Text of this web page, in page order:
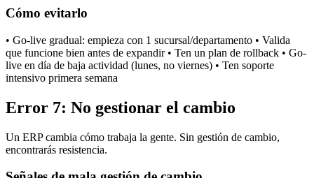
Cómo evitarlo
• Go-live gradual: empieza con 1 sucursal/departamento • Valida
que funcione bien antes de expandir • Ten un plan de rollback • Go-
live en día de baja actividad (lunes, no viernes) • Ten soporte
intensivo primera semana
Error 7: No gestionar el cambio
Un ERP cambia cómo trabaja la gente. Sin gestión de cambio,
encontrarás resistencia.